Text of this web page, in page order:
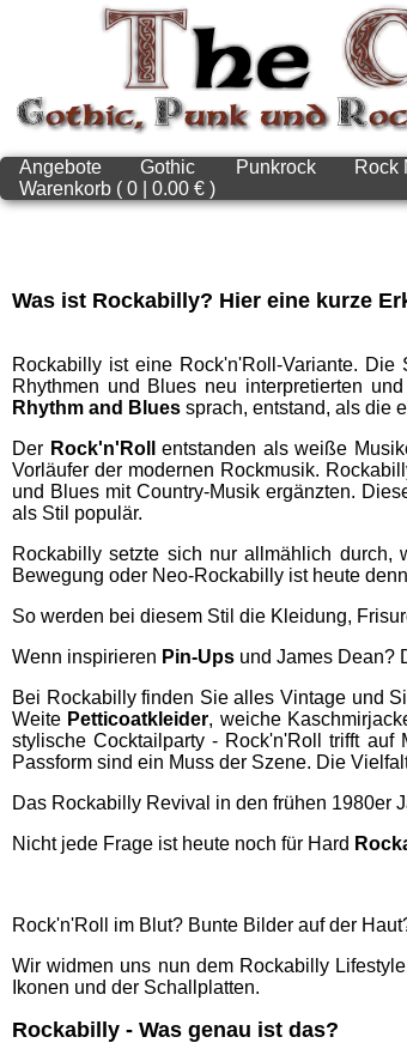
Angebote Gothic Punkrock Rock
Warenkorb ( 0 | 0.00 € )
Was ist Rockabilly? Hier eine kurze
Rockabilly ist eine Rock'n'Roll-Variante.
Rhythmen und Blues neu interpretierten
Rhythm and Blues sprach, entstand, als die
Der Rock'n'Roll
entstanden als weiße
Vorläufer der modernen Rockmusik.
und Blues mit Country-Musik ergänzten.
als Stil populär.
Rockabilly setzte sich nur allmählich
Bewegung oder Neo-Rockabilly ist heute
So werden bei diesem Stil die Kleidung,
Wenn inspirieren Pin-Ups und James Dean?
Bei Rockabilly finden Sie alles Vintage und
Weite Petticoatkleider, weiche
stylische Cocktailparty - Rock'n'Roll trifft auf
Passform sind ein Muss der Szene. Die
Das Rockabilly Revival in den frühen 1980er
Nicht jede Frage ist heute noch für Hard
Rock'n'Roll im Blut? Bunte Bilder auf der
Wir widmen uns nun dem Rockabilly
Ikonen und der Schallplatten.
Rockabilly - Was genau ist das?